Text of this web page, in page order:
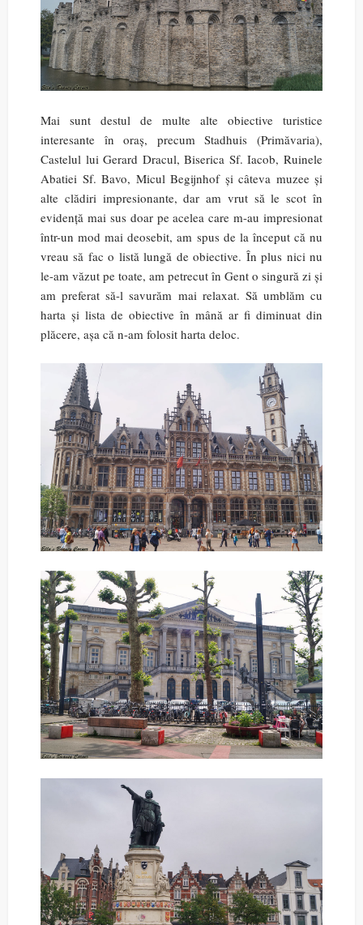
Mai sunt destul de multe alte obiective turistice
interesante în oraș, precum Stadhuis (Primăvaria),
Castelul lui Gerard Dracul, Biserica Sf. Iacob, Ruinele
Abatiei Sf. Bavo, Micul Begijnhof și câteva muzee și
alte clădiri impresionante, dar am vrut să le scot în
evidență mai sus doar pe acelea care m-au impresionat
într-un mod mai deosebit, am spus de la început că nu
vreau să fac o listă lungă de obiective. În plus nici nu
le-am văzut pe toate, am petrecut în Gent o singură zi și
am preferat să-l savurăm mai relaxat. Să umblăm cu
harta și lista de obiective în mână ar fi diminuat din
plăcere, așa că n-am folosit harta deloc.